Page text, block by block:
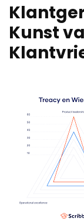
Kunst